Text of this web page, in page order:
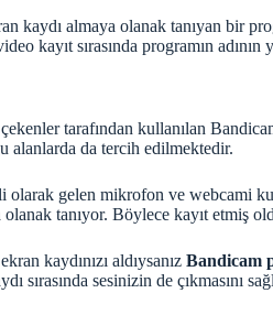
kaydı almaya olanak tanıyan bir
kayıt sırasında programın
tarafından kullanılan
alanlarda da tercih edilmektedir.
gelen mikrofon ve webcami
olanak tanıyor. Böylece kayıt
kaydınızı aldıysanız Bandicam
sırasında sesinizin de çıkmasını